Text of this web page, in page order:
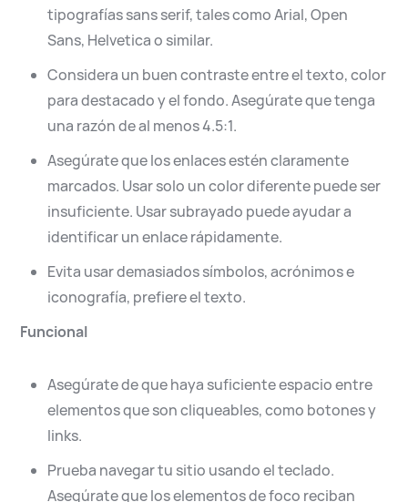
tipografías sans serif, tales como Arial, Open
Sans, Helvetica o similar.
Considera un buen contraste entre el texto, color
para destacado y el fondo. Asegúrate que tenga
una razón de al menos 4.5:1.
Asegúrate que los enlaces estén claramente
marcados. Usar solo un color diferente puede ser
insuficiente. Usar subrayado puede ayudar a
identificar un enlace rápidamente.
Evita usar demasiados símbolos, acrónimos e
iconografía, prefiere el texto.
Funcional
Asegúrate de que haya suficiente espacio entre
elementos que son cliqueables, como botones y
links.
Prueba navegar tu sitio usando el teclado.
Asegúrate que los elementos de foco reciban